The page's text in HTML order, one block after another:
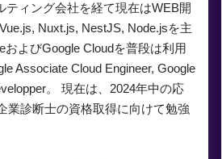
ティング会社を経て現在はWEB開
Nuxt.js, NestJS, Node.jsを主
およびGoogle Cloudを普段は利用
Associate Cloud Engineer, Google
。 現在は、2024年中の応
業診断士の資格取得に向けて勉強